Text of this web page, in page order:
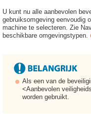
U kunt nu alle aanbevolen
gebruiksomgeving eenvoudig
machine te selecteren. Zie
beschikbare omgevingstypen.
Als een van de
<Aanbevolen
worden gebruikt.